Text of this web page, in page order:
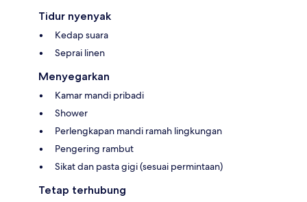
Tidur nyenyak
Kedap suara
Seprai linen
Menyegarkan
Kamar mandi pribadi
Shower
Perlengkapan mandi ramah lingkungan
Pengering rambut
Sikat dan pasta gigi (sesuai permintaan)
Tetap terhubung